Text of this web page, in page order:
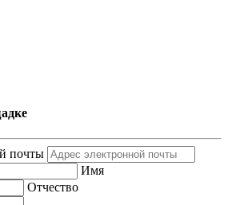
почты
Имя
Отчество